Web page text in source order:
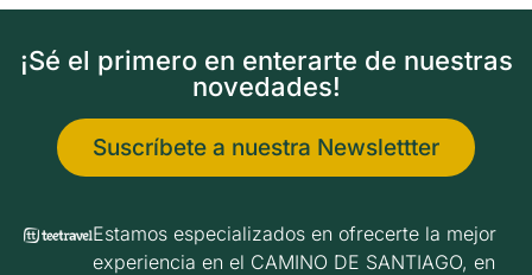
¡Sé el primero en enterarte de nuestras
novedades!
Suscríbete a nuestra Newslettter
Estamos especializados en ofrecerte la mejor
experiencia en el CAMINO DE SANTIAGO, en